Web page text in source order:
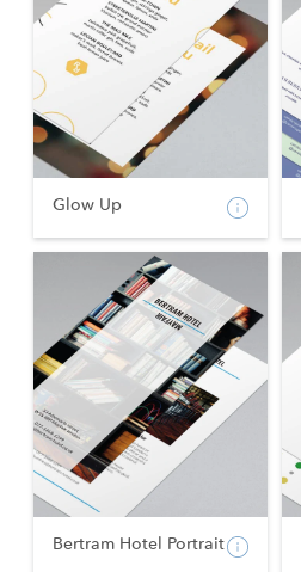
Glow Up
Bertram Hotel Portrait